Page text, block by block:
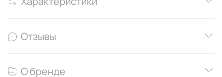
Отзывы
О бренде